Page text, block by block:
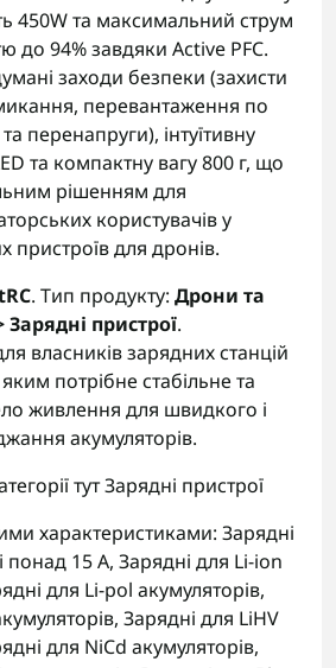
450W та максимальний струм
до 94% завдяки Active PFC.
заходи безпеки (захисти
перевантаження по
перенапруги), інтуїтивну
та компактну вагу 800 г, що
рішенням для
користувачів у
пристроїв для дронів.
. Тип продукту: Дрони та
пристрої.
власників зарядних станцій
потрібне стабільне та
живлення для швидкого і
акумуляторів.
тутЗарядні пристрої
характеристиками: Зарядні
понад 15 А, Зарядні для Li-ion
для Li-pol акумуляторів,
, Зарядні для LiHV
для NiCd акумуляторів,